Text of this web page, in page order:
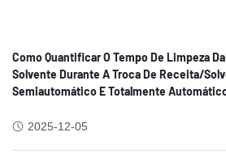
Como Quantificar O Tempo De Limpeza
Solvente Durante A Troca De Receita/
Semiautomático E Totalmente
2025-12-05